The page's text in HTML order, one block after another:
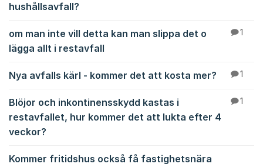
hushållsavfall?
om man inte vill detta kan man slippa det o
lägga allt i restavfall
1
Nya avfalls kärl - kommer det att kosta mer? 1
Blöjor och inkontinensskydd kastas i
restavfallet, hur kommer det att lukta efter 4
veckor?
1
Kommer fritidshus också få fastighetsnära